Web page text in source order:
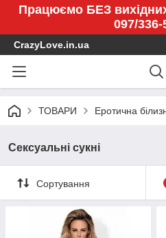
Працюємо БЕЗ
097/336-
CrazyLove.in.ua
ТОВАРИ Еротична
Сексуальні сукні
Сортування